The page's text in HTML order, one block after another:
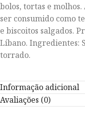
bolos, tortas e
ser consumido como
e biscoitos salgados.
Líbano. Ingredientes:
torrado.
Informação adicional
Avaliações (0)